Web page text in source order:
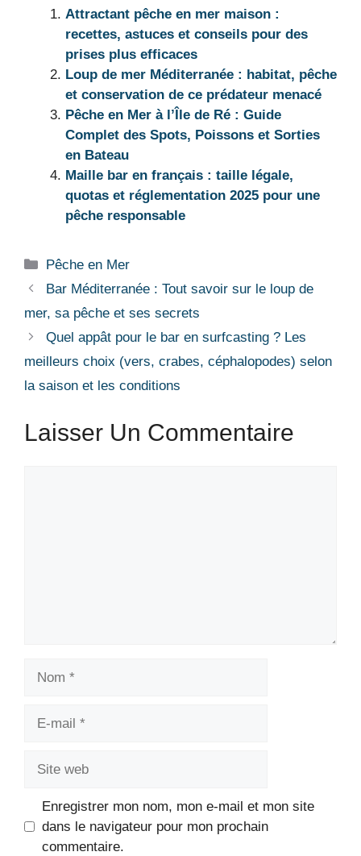
Attractant pêche en mer maison :
recettes, astuces et conseils pour des
prises plus efficaces
Loup de mer Méditerranée : habitat, pêche
et conservation de ce prédateur menacé
Pêche en Mer à l’Île de Ré : Guide
Complet des Spots, Poissons et Sorties
en Bateau
Maille bar en français : taille légale,
quotas et réglementation 2025 pour une
pêche responsable
Catégories
Pêche en Mer
Bar Méditerranée : Tout savoir sur le loup de
mer, sa pêche et ses secrets
Quel appât pour le bar en surfcasting ? Les
meilleurs choix (vers, crabes, céphalopodes) selon
la saison et les conditions
Laisser Un Commentaire
Enregistrer mon nom, mon e-mail et mon site
dans le navigateur pour mon prochain
commentaire.